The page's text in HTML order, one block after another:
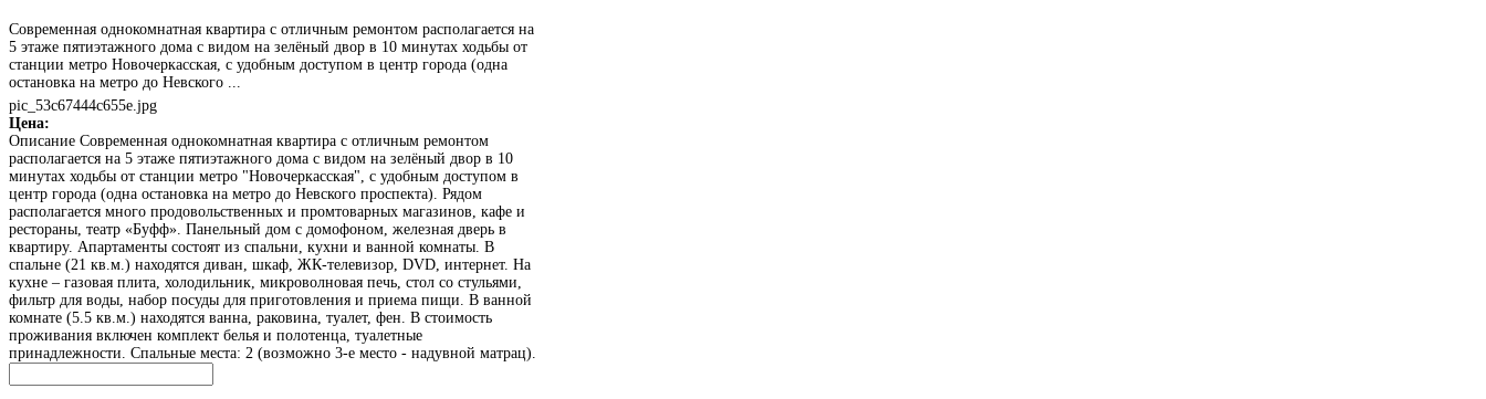
Современная однокомнатная квартира с отличным ремонтом располагается на
5 этаже пятиэтажного дома с видом на зелёный двор в 10 минутах ходьбы от
станции метро Новочеркасская, с удобным доступом в центр города (одна
остановка на метро до Невского ...
pic_53c67444c655e.jpg
Цена:
Описание Современная однокомнатная квартира с отличным ремонтом
располагается на 5 этаже пятиэтажного дома с видом на зелёный двор в 10
минутах ходьбы от станции метро "Новочеркасская", с удобным доступом в
центр города (одна остановка на метро до Невского проспекта). Рядом
располагается много продовольственных и промтоварных магазинов, кафе и
рестораны, театр «Буфф». Панельный дом с домофоном, железная дверь в
квартиру. Апартаменты состоят из спальни, кухни и ванной комнаты. В
спальне (21 кв.м.) находятся диван, шкаф, ЖК-телевизор, DVD, интернет. На
кухне – газовая плита, холодильник, микроволновая печь, стол со стульями,
фильтр для воды, набор посуды для приготовления и приема пищи. В ванной
комнате (5.5 кв.м.) находятся ванна, раковина, туалет, фен. В стоимость
проживания включен комплект белья и полотенца, туалетные
принадлежности. Спальные места: 2 (возможно 3-е место - надувной матрац).